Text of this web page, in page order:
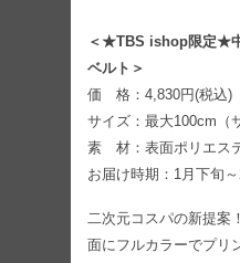
＜★TBS ishop限定★
ベルト＞
価 格：4,830円(税込)
サイズ：最大100cm（
素 材：表面ポリエス
お届け時期：1月下旬
二次元コスパの新提案
面にフルカラーでプリ